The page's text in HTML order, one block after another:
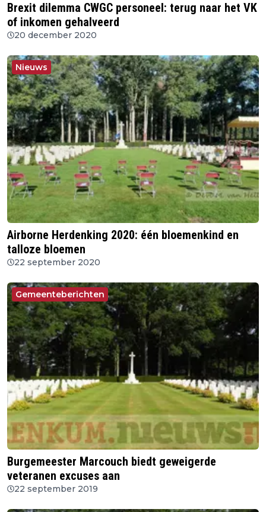
Brexit dilemma CWGC personeel: terug naar het VK
of inkomen gehalveerd
20 december 2020
Nieuws
Airborne Herdenking 2020: één bloemenkind en
talloze bloemen
22 september 2020
Gemeenteberichten
Burgemeester Marcouch biedt geweigerde
veteranen excuses aan
22 september 2019